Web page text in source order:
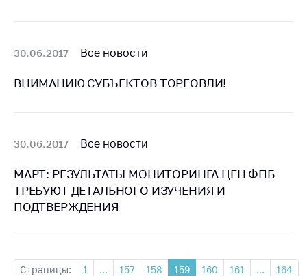
30.06.2017 Все новости
ВНИМАНИЮ СУБЪЕКТОВ ТОРГОВЛИ!
30.06.2017 Все новости
МАРТ: РЕЗУЛЬТАТЫ МОНИТОРИНГА ЦЕН ФПБ
ТРЕБУЮТ ДЕТАЛЬНОГО ИЗУЧЕНИЯ И
ПОДТВЕРЖДЕНИЯ
Страницы: 1 ... 157 158 159 160 161 ... 164